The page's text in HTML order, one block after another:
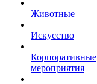
Животные
Искусство
Корпоративные
мероприятия